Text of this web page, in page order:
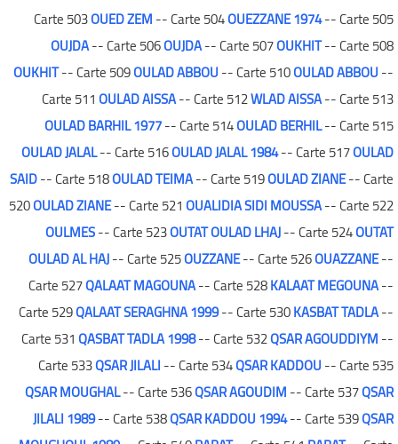
Carte 503OUED ZEM-- Carte 504OUEZZANE 1974-- Carte 505
OUJDA-- Carte 506OUJDA-- Carte 507OUKHIT-- Carte 508
OUKHIT-- Carte 509OULAD ABBOU-- Carte 510OULAD ABBOU--
Carte 511OULAD AISSA-- Carte 512WLAD AISSA-- Carte 513
OULAD BARHIL 1977-- Carte 514OULAD BERHIL-- Carte 515
OULAD JALAL-- Carte 516OULAD JALAL 1984-- Carte 517OULAD
SAID-- Carte 518OULAD TEIMA-- Carte 519OULAD ZIANE-- Carte
520OULAD ZIANE-- Carte 521OUALIDIA SIDI MOUSSA-- Carte 522
OULMES-- Carte 523OUTAT OULAD LHAJ-- Carte 524OUTAT
OULAD AL HAJ-- Carte 525OUZZANE-- Carte 526OUAZZANE--
Carte 527QALAAT MAGOUNA-- Carte 528KALAAT MEGOUNA--
Carte 529QALAAT SERAGHNA 1999-- Carte 530KASBAT TADLA--
Carte 531QASBAT TADLA 1998-- Carte 532QSAR AGOUDDIYM--
Carte 533QSAR JILALI-- Carte 534QSAR KADDOU-- Carte 535
QSAR MOUGHAL-- Carte 536QSAR AGOUDIM-- Carte 537QSAR
JILALI 1989-- Carte 538QSAR KADDOU 1994-- Carte 539QSAR